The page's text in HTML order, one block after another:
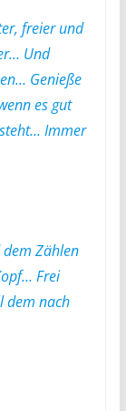
freier und
Und
Genieße
es gut
Immer
Zählen
Frei
dem nach